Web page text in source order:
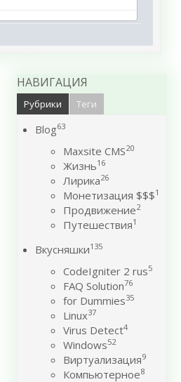
НАВИГАЦИЯ
Рубрики Теги
Blog63
Maxsite CMS20
Жизнь16
Лирика26
Монетизация $$$1
Продвижение2
Путешествия1
Вкусняшки135
CodeIgniter 2 rus5
FAQ Solution76
for Dummies35
Linux37
Virus Detect4
Windows52
Виртуализация9
Компьютерное8